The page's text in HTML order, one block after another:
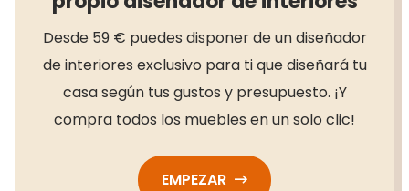
Desde 59 € puedes disponer de un diseñador
de interiores exclusivo para ti que diseñará tu
casa según tus gustos y presupuesto. ¡Y
compra todos los muebles en un solo clic!
EMPEZAR